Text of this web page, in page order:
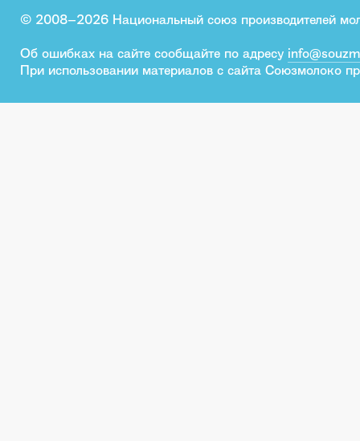
© 2008–2026 Национальный союз производителей
Об ошибках на сайте сообщайте по адресу
При использовании материалов с сайта Союзмолоко